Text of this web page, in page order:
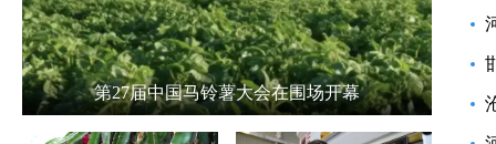
第27届中国马铃薯大会在围场开幕